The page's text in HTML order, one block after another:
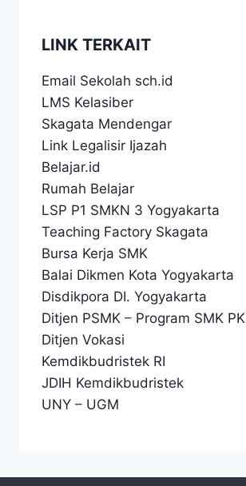
LINK TERKAIT
Email Sekolah sch.id
LMS Kelasiber
Skagata Mendengar
Link Legalisir Ijazah
Belajar.id
Rumah Belajar
LSP P1 SMKN 3 Yogyakarta
Teaching Factory Skagata
Bursa Kerja SMK
Balai Dikmen Kota Yogyakarta
Disdikpora DI. Yogyakarta
Ditjen PSMK – Program SMK PK
Ditjen Vokasi
Kemdikbudristek RI
JDIH Kemdikbudristek
UNY – UGM